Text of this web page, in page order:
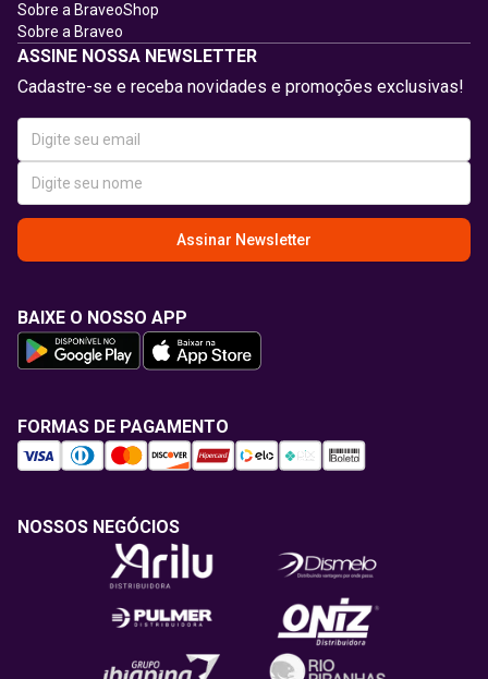
Sobre a BraveoShop
Sobre a Braveo
ASSINE NOSSA NEWSLETTER
Cadastre-se e receba novidades e promoções exclusivas!
Assinar Newsletter
BAIXE O NOSSO APP
FORMAS DE PAGAMENTO
NOSSOS NEGÓCIOS